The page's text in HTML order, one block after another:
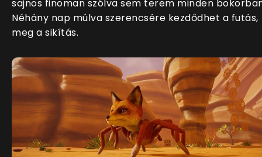
sajnos finoman szólva sem terem minden
Néhány nap múlva szerencsére kezdődhet a futás,
meg a sikítás.